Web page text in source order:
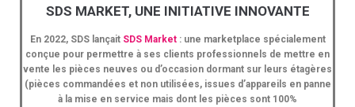
SDS MARKET, UNE INITIATIVE INNOVANTE
En 2022, SDS lançait SDS Market : une marketplace spécialement
conçue pour permettre à ses clients professionnels de mettre en
vente les pièces neuves ou d’occasion dormant sur leurs étagères
(pièces commandées et non utilisées, issues d’appareils en panne
à la mise en service mais dont les pièces sont 100%